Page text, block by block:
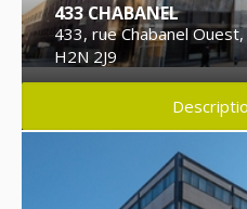
433 CHABANEL
433, rue Chabanel
H2N 2J9